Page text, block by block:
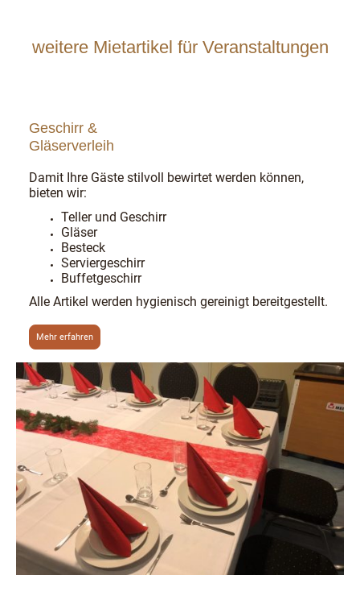
weitere Mietartikel für Veranstaltungen
Geschirr &
Gläserverleih
Damit Ihre Gäste stilvoll bewirtet werden können,
bieten wir:
Teller und Geschirr
Gläser
Besteck
Serviergeschirr
Buffetgeschirr
Alle Artikel werden hygienisch gereinigt bereitgestellt.
Mehr erfahren